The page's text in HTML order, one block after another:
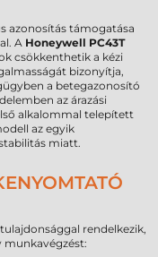
azonosítás támogatása
A Honeywell PC43T
csökkenthetik a kézi
bizonyítja,
a betegazonosító
az árazási
alkalommal telepített
az egyik
miatt.
rendelkezik,